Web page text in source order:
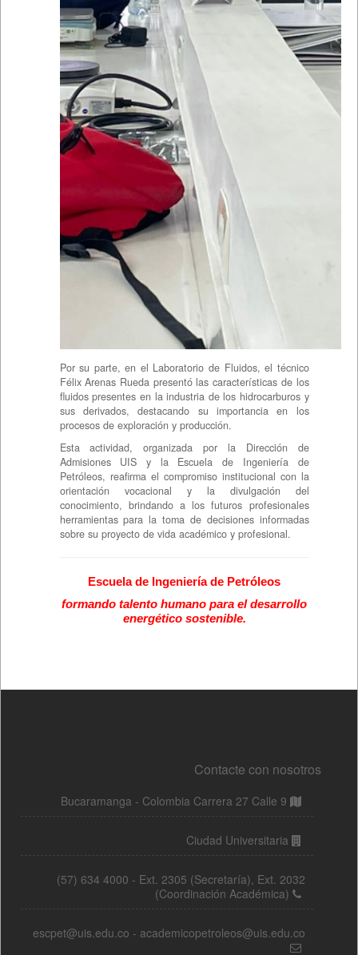
Contacte con nosotros
Bucaramanga - Colombia Carrera 27 Calle 9
Ciudad Universitaria
(57) 634 4000 - Ext. 2305 (Secretaría), Ext. 2032
(Coordinación Académica)
escpet@uis.edu.co - academicopetroleos@uis.edu.co